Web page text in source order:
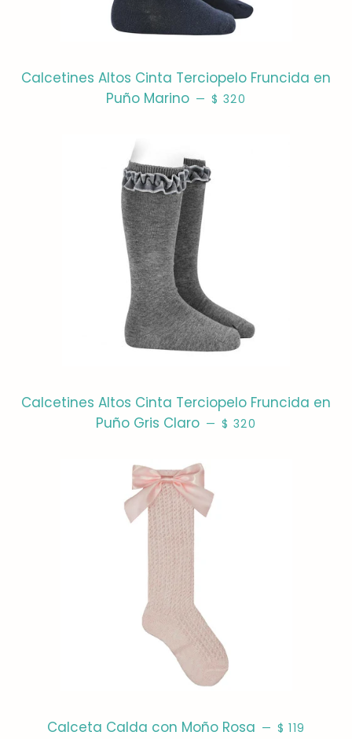
Calcetines Altos Cinta Terciopelo Fruncida en
Puño Marino — PRECIO HABITUAL
$ 320
Calcetines Altos Cinta Terciopelo Fruncida en
Puño Gris Claro — PRECIO HABITUAL
$ 320
Calceta Calda con Moño Rosa — PRECIO
$ 119